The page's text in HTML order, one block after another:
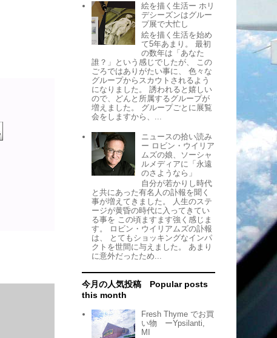
絵を描く生活ー ホリ
デシーズンはグルー
プ展で大忙し
絵を描く生活を始め
て5年あまり。 最初
の数年は「あなた
誰？」という感じでしたが、 この
ごろではありがたい事に、 色々な
グループからスカウトされるよう
になりました。 誘われると嬉しい
ので、どんと所属するグループが
増えました。 グループごとに展覧
会をしますから、...
ニュースの拾い読み
ー ロビン・ウイリア
ムズの娘、ソーシャ
ルメディアに「永遠
のさようなら」
自分が若かりし時代
と共にあった有名人の訃報を聞く
事が増えてきました。 人生のステ
ージが黄昏の時代に入ってきてい
る事を この頃ますます強く感じま
す。 ロビン・ウイリアムズの訃報
は、 とてもショッキングなインパ
クトを世間に与えました。 あまり
に意外だったため...
今月の人気投稿 Popular posts
this month
Fresh Thyme でお買
い物 ーYpsilanti,
MI